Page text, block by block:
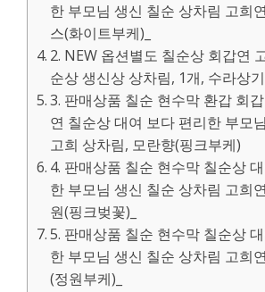
한 부모님 생신 칠순 상차림 고희
스(화이트부케)_
2. NEW 옵션별도 칠순상 회갑연
순상 생신상 상차림, 1개, 수라상
3. 판매상품 칠순 현수막 환갑 회
연 칠순상 대여 보다 편리한 부모
고희 상차림, 모란향(핑크부케)
4. 판매상품 칠순 현수막 칠순상
한 부모님 생신 칠순 상차림 고희
원(핑크벚꽃)_
5. 판매상품 칠순 현수막 칠순상
한 부모님 생신 칠순 상차림 고희
(정원부케)_